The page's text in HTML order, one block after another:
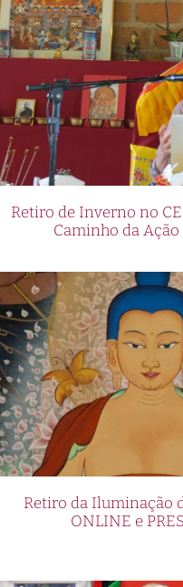
e
de
O
de
um
Retiro de Inverno no
Caminho da
Retiro da Iluminação
ONLINE e